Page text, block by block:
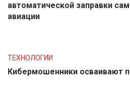
автоматической заправки
авиации
ТЕХНОЛОГИИ
Кибермошенники осваивают